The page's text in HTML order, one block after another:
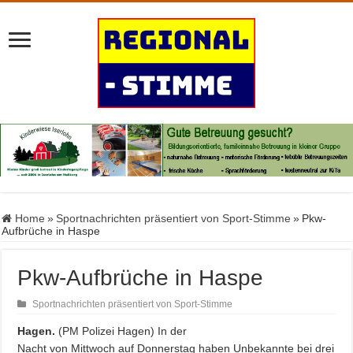
Home » Sportnachrichten präsentiert von Sport-Stimme » Pkw-
Aufbrüche in Haspe
Pkw-Aufbrüche in Haspe
Sportnachrichten präsentiert von Sport-Stimme
Hagen. (PM Polizei Hagen) In der
Nacht von Mittwoch auf Donnerstag haben Unbekannte bei drei